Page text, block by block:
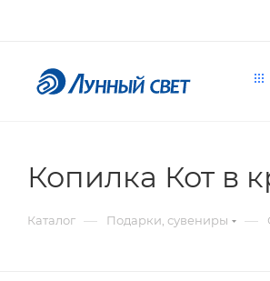
Копилка Кот в
Каталог — Подарки, сувениры —